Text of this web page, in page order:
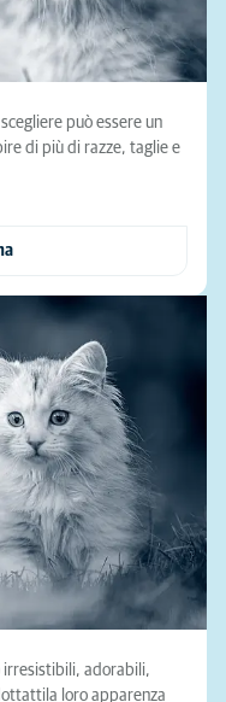
può essere un
di più di razze, taglie e
irresistibili, adorabili,
loro apparenza